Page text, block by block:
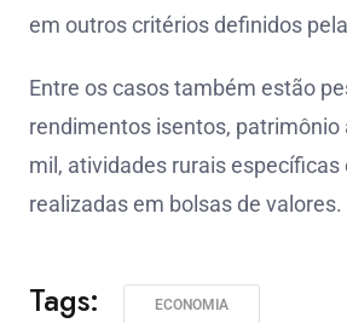
em outros critérios definidos
Entre os casos também estão
rendimentos isentos, patrimônio
mil, atividades rurais específicas
realizadas em bolsas de valores.
Tags: ECONOMIA